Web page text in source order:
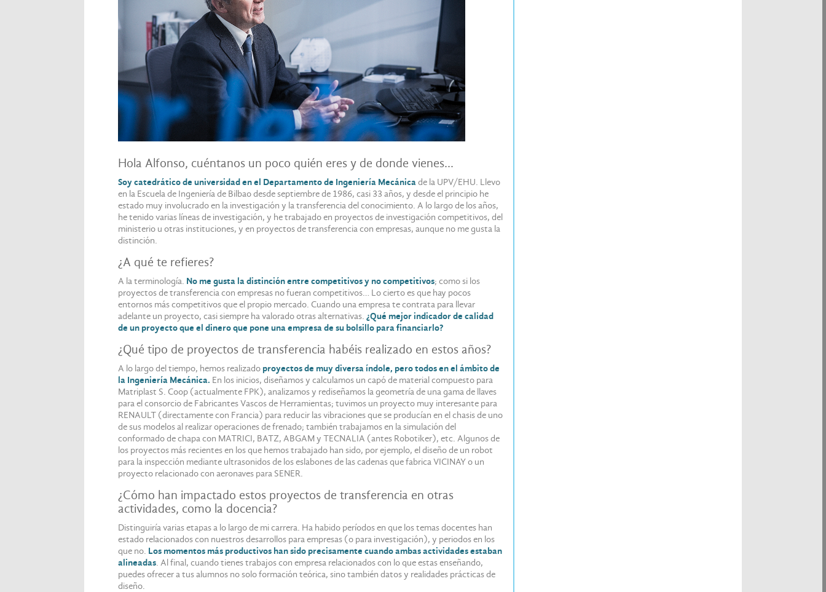
Hola Alfonso, cuéntanos un poco quién eres y de donde vienes…
Soy catedrático de universidad en el Departamento de Ingeniería Mecánicade la UPV/EHU. Llevo
en la Escuela de Ingeniería de Bilbao desde septiembre de 1986, casi 33 años, y desde el principio he
estado muy involucrado en la investigación y la transferencia del conocimiento. A lo largo de los años,
he tenido varias líneas de investigación, y he trabajado en proyectos de investigación competitivos, del
ministerio u otras instituciones, y en proyectos de transferencia con empresas, aunque no me gusta la
distinción.
¿A qué te refieres?
A la terminología. No me gusta la distinción entre competitivos y no competitivos; como si los
proyectos de transferencia con empresas no fueran competitivos… Lo cierto es que hay pocos
entornos más competitivos que el propio mercado. Cuando una empresa te contrata para llevar
adelante un proyecto, casi siempre ha valorado otras alternativas. ¿Qué mejor indicador de calidad
de un proyecto que el dinero que pone una empresa de su bolsillo para financiarlo?
¿Qué tipo de proyectos de transferencia habéis realizado en estos años?
A lo largo del tiempo, hemos realizado proyectos de muy diversa índole, pero todos en el ámbito de
la Ingeniería Mecánica. En los inicios, diseñamos y calculamos un capó de material compuesto para
Matriplast S. Coop (actualmente FPK), analizamos y rediseñamos la geometría de una gama de llaves
para el consorcio de Fabricantes Vascos de Herramientas; tuvimos un proyecto muy interesante para
RENAULT (directamente con Francia) para reducir las vibraciones que se producían en el chasis de uno
de sus modelos al realizar operaciones de frenado; también trabajamos en la simulación del
conformado de chapa con MATRICI, BATZ, ABGAM y TECNALIA (antes Robotiker), etc. Algunos de
los proyectos más recientes en los que hemos trabajado han sido, por ejemplo, el diseño de un robot
para la inspección mediante ultrasonidos de los eslabones de las cadenas que fabrica VICINAY o un
proyecto relacionado con aeronaves para SENER.
¿Cómo han impactado estos proyectos de transferencia en otras
actividades, como la docencia?
Distinguiría varias etapas a lo largo de mi carrera. Ha habido períodos en que los temas docentes han
estado relacionados con nuestros desarrollos para empresas (o para investigación), y periodos en los
que no. Los momentos más productivos han sido precisamente cuando ambas actividades estaban
alineadas. Al final, cuando tienes trabajos con empresa relacionados con lo que estas enseñando,
puedes ofrecer a tus alumnos no solo formación teórica, sino también datos y realidades prácticas de
diseño.